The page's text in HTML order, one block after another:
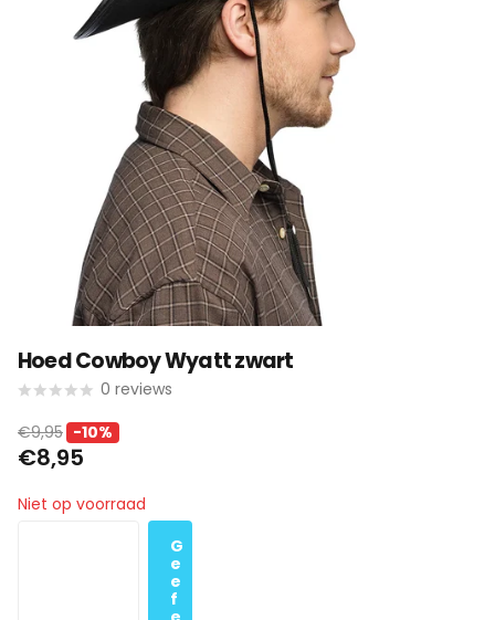
Hoed Cowboy Wyatt zwart
0 reviews
€9,95 -10%
€8,95
Niet op voorraad
G
e
e
f